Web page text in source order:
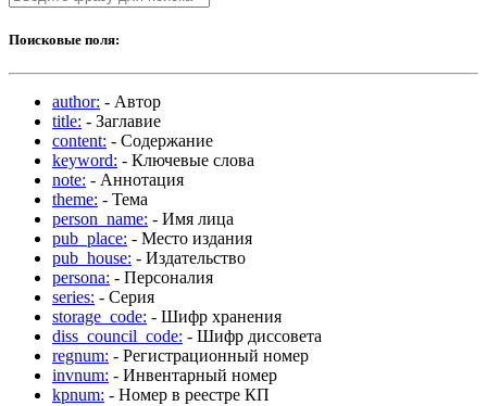
Поисковые поля:
author: - Автор
title: - Заглавие
content: - Содержание
keyword: - Ключевые слова
note: - Аннотация
theme: - Тема
person_name: - Имя лица
pub_place: - Место издания
pub_house: - Издательство
persona: - Персоналия
series: - Серия
storage_code: - Шифр хранения
diss_council_code: - Шифр диссовета
regnum: - Регистрационный номер
invnum: - Инвентарный номер
kpnum: - Номер в реестре КП